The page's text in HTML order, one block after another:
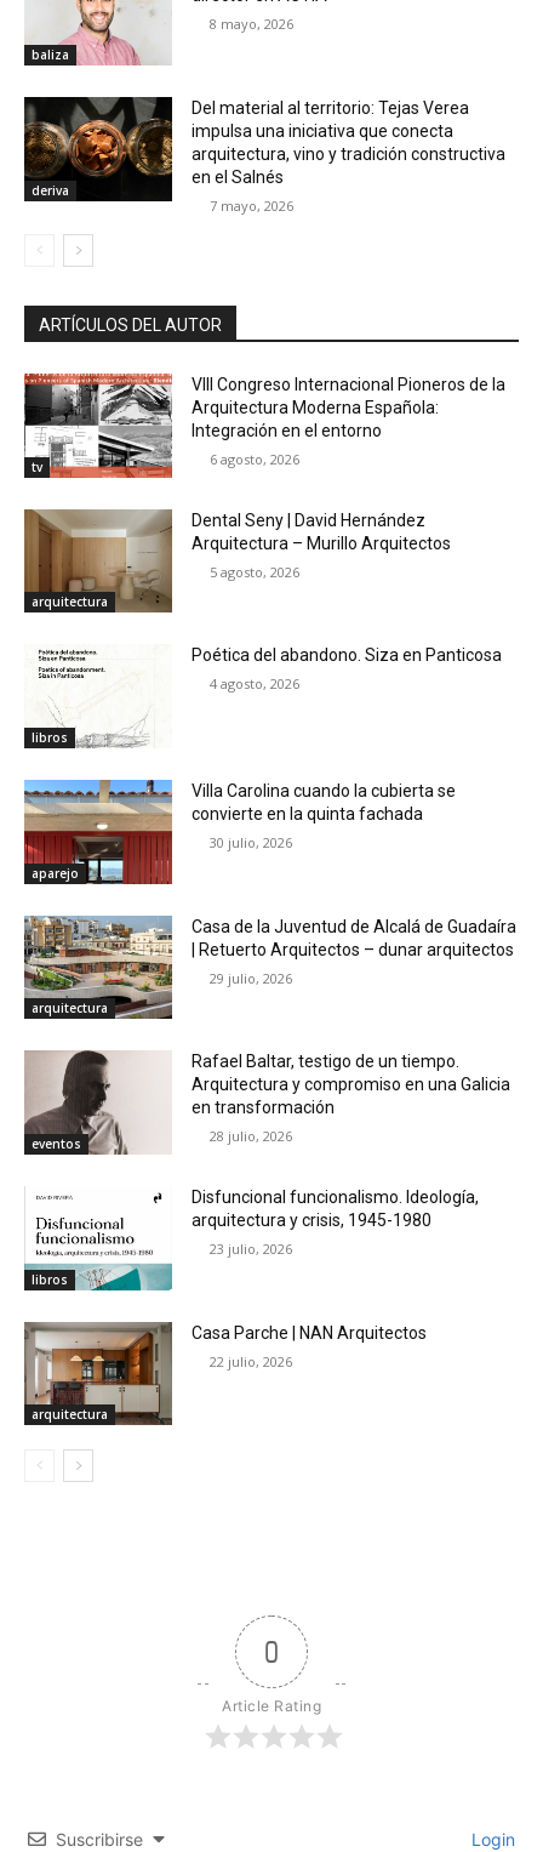
baliza
8 mayo, 2026
deriva
Del material al territorio: Tejas Verea
impulsa una iniciativa que conecta
arquitectura, vino y tradición constructiva
en el Salnés
7 mayo, 2026
ARTÍCULOS DEL AUTOR
tv
VIII Congreso Internacional Pioneros de la
Arquitectura Moderna Española:
Integración en el entorno
6 agosto, 2026
arquitectura
Dental Seny | David Hernández
Arquitectura – Murillo Arquitectos
5 agosto, 2026
libros
Poética del abandono. Siza en Panticosa
4 agosto, 2026
aparejo
Villa Carolina cuando la cubierta se
convierte en la quinta fachada
30 julio, 2026
arquitectura
Casa de la Juventud de Alcalá de Guadaíra
| Retuerto Arquitectos – dunar arquitectos
29 julio, 2026
eventos
Rafael Baltar, testigo de un tiempo.
Arquitectura y compromiso en una Galicia
en transformación
28 julio, 2026
libros
Disfuncional funcionalismo. Ideología,
arquitectura y crisis, 1945-1980
23 julio, 2026
arquitectura
Casa Parche | NAN Arquitectos
22 julio, 2026
0
Article Rating
Suscribirse Login